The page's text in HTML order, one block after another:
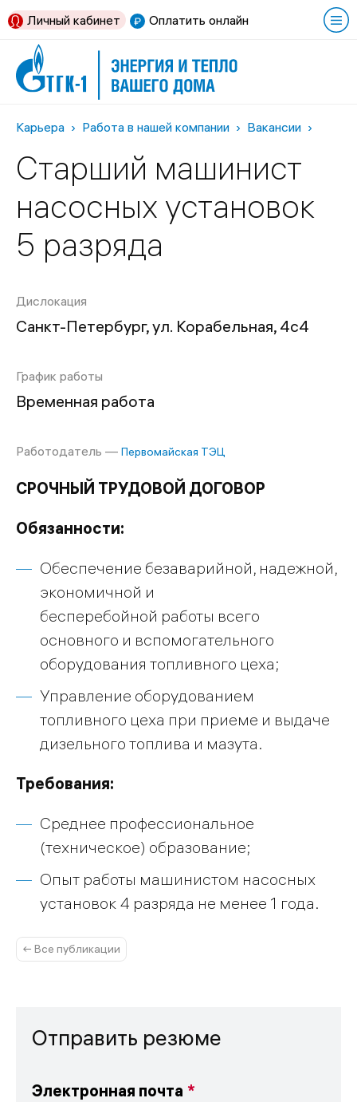
Оплатить онлайн
Личный кабинет
Карьера Работа в нашей компании Вакансии
Старший машинист
насосных установок
5 разряда
Дислокация
Санкт-Петербург, ул. Корабельная, 4с4
График работы
Временная работа
Работодатель — Первомайская ТЭЦ
СРОЧНЫЙ ТРУДОВОЙ ДОГОВОР
Обязанности:
Обеспечение безаварийной, надежной,
экономичной и
бесперебойной работы всего
основного и вспомогательного
оборудования топливного цеха;
Управление оборудованием
топливного цеха при приеме и выдаче
дизельного топлива и мазута.
Требования:
Среднее профессиональное
(техническое) образование;
Опыт работы машинистом насосных
установок 4 разряда не менее 1 года.
← Все публикации
Отправить резюме
Электронная почта